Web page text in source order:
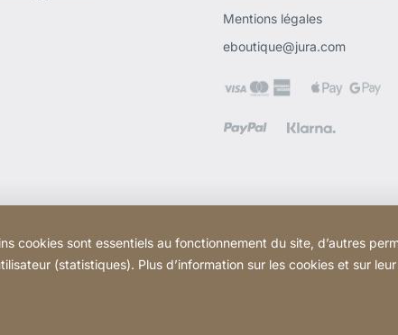
Mentions légales
eboutique@jura.com
cookies sont essentiels au fonctionnement du site, d’autres
(statistiques). Plus d’information sur les cookies et sur